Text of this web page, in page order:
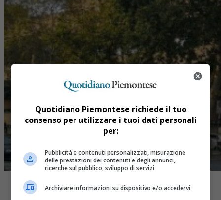
Quotidiano Piemontese richiede il tuo
consenso per utilizzare i tuoi dati personali
per:
Pubblicità e contenuti personalizzati, misurazione
delle prestazioni dei contenuti e degli annunci,
ricerche sul pubblico, sviluppo di servizi
Archiviare informazioni su dispositivo e/o accedervi